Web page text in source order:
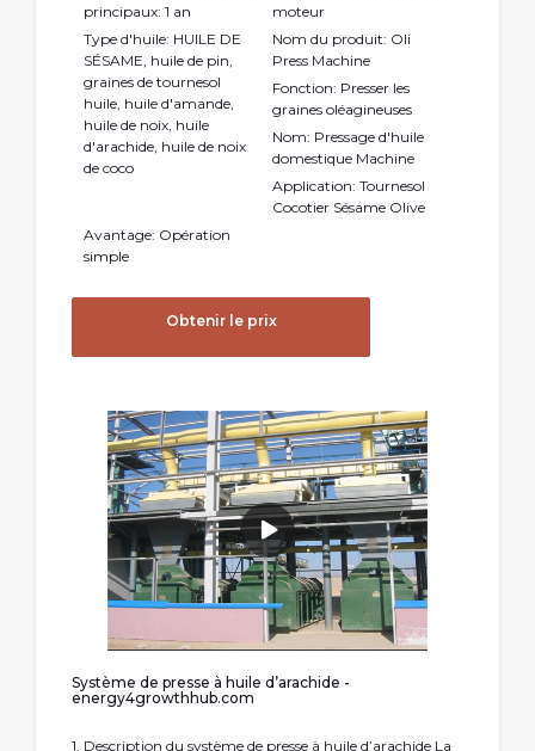
principaux: 1 an
moteur
Type d'huile: HUILE DE
SÉSAME, huile de pin,
graines de tournesol
huile, huile d'amande,
huile de noix, huile
d'arachide, huile de noix
de coco
Nom du produit: Oli
Press Machine
Fonction: Presser les
graines oléagineuses
Nom: Pressage d'huile
domestique Machine
Application: Tournesol
Cocotier Sésame Olive
Avantage: Opération
simple
Obtenir le prix
Système de presse à huile d’arachide -
energy4growthhub.com
1. Description du système de presse à huile d’arachide La